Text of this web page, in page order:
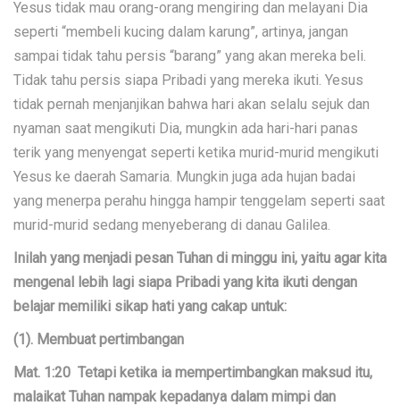
Yesus tidak mau orang-orang mengiring dan melayani Dia
seperti “membeli kucing dalam karung”, artinya, jangan
sampai tidak tahu persis “barang” yang akan mereka beli.
Tidak tahu persis siapa Pribadi yang mereka ikuti. Yesus
tidak pernah menjanjikan bahwa hari akan selalu sejuk dan
nyaman saat mengikuti Dia, mungkin ada hari-hari panas
terik yang menyengat seperti ketika murid-murid mengikuti
Yesus ke daerah Samaria. Mungkin juga ada hujan badai
yang menerpa perahu hingga hampir tenggelam seperti saat
murid-murid sedang menyeberang di danau Galilea.
Inilah yang menjadi pesan Tuhan di minggu ini, yaitu agar kita
mengenal lebih lagi siapa Pribadi yang kita ikuti dengan
belajar memiliki sikap hati yang cakap untuk:
(1). Membuat pertimbangan
Mat. 1:20 Tetapi ketika ia mempertimbangkan maksud itu,
malaikat Tuhan nampak kepadanya dalam mimpi dan